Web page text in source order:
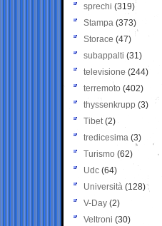
sprechi (319)
Stampa (373)
Storace (47)
subappalti (31)
televisione(244)
terremoto (402)
thyssenkrupp (3)
Tibet(2)
tredicesima (3)
Turismo (62)
Udc (64)
Università (128)
V-Day (2)
Veltroni (30)